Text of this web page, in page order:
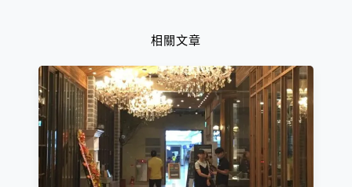
相關文章